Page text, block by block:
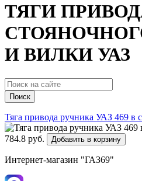
ТЯГИ
И ВИЛКИ УАЗ
Поиск
Тяга привода ручника УАЗ 469 в
784.8 руб. Добавить в корзину
Интернет-магазин "ГАЗ69"